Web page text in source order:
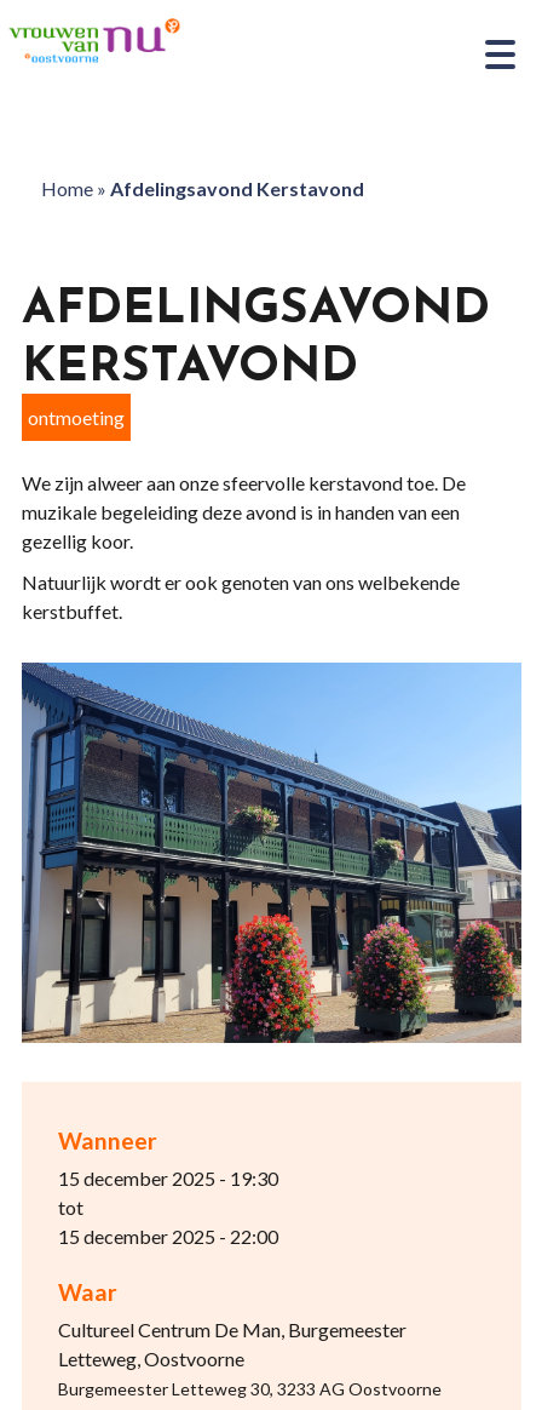
Home» Afdelingsavond Kerstavond
Wanneer
15 december 2025 - 19:30
tot
15 december 2025 - 22:00
Waar
Cultureel Centrum De Man, Burgemeester
Letteweg, Oostvoorne
Burgemeester Letteweg 30, 3233 AG Oostvoorne
AFDELINGSAVOND
KERSTAVOND
ontmoeting
We zijn alweer aan onze sfeervolle kerstavond toe. De
muzikale begeleiding deze avond is in handen van een
gezellig koor.
Natuurlijk wordt er ook genoten van ons welbekende
kerstbuffet.